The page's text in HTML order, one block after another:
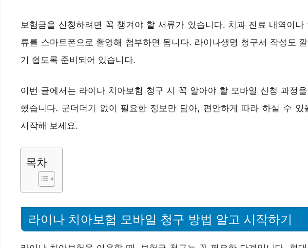
보험금을 신청하려면 꼭 챙겨야 할 서류가 있습니다. 치과 진료 내역이나
류를 스마트폰으로 촬영해 첨부하면 됩니다. 라이나생명 청구서 작성도
기 쉽도록 준비되어 있습니다.
이번 글에서는 라이나 치아보험 청구 시 꼭 알아야 할 모바일 신청 과정
했습니다. 군더더기 없이 필요한 정보만 담아, 편안하게 따라 하실 수 있
시작해 보세요.
목차
라이나 치아보험 모바일 청구 방법 알고 시작하기